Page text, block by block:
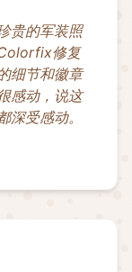
贵的军装照
修复
细节和徽章
感动，说这
受感动。